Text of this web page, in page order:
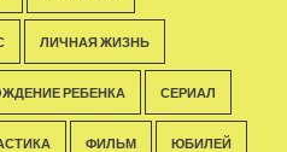
ЛИЧНАЯ ЖИЗНЬ
РЕБЕНКА СЕРИАЛ
ФИЛЬМ ЮБИЛЕЙ